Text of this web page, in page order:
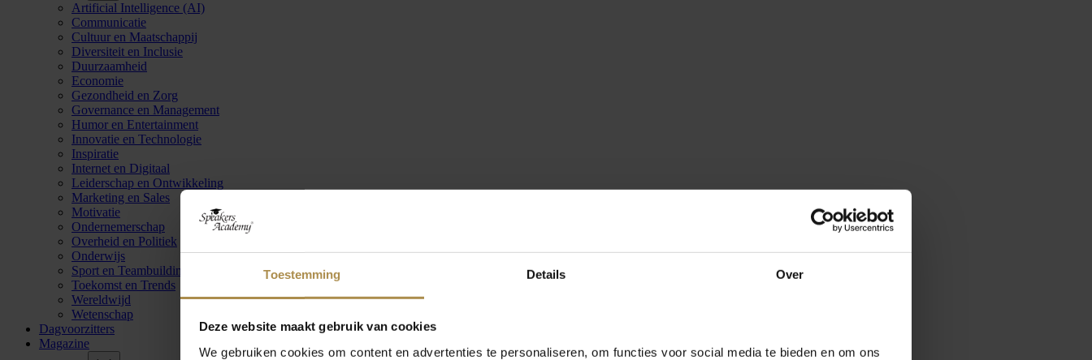
Toestemming Details Over
Deze website maakt gebruik van cookies
We gebruiken cookies om content en advertenties te personaliseren, om functies voor social media te bieden en om ons
Artificial Intelligence (AI)
Communicatie
Cultuur en Maatschappij
Diversiteit en Inclusie
Duurzaamheid
Economie
Gezondheid en Zorg
Governance en Management
Humor en Entertainment
Innovatie en Technologie
Inspiratie
Internet en Digitaal
Leiderschap en Ontwikkeling
Marketing en Sales
Motivatie
Ondernemerschap
Overheid en Politiek
Onderwijs
Sport en Teambuilding
Toekomst en Trends
Wereldwijd
Wetenschap
Dagvoorzitters
Magazine